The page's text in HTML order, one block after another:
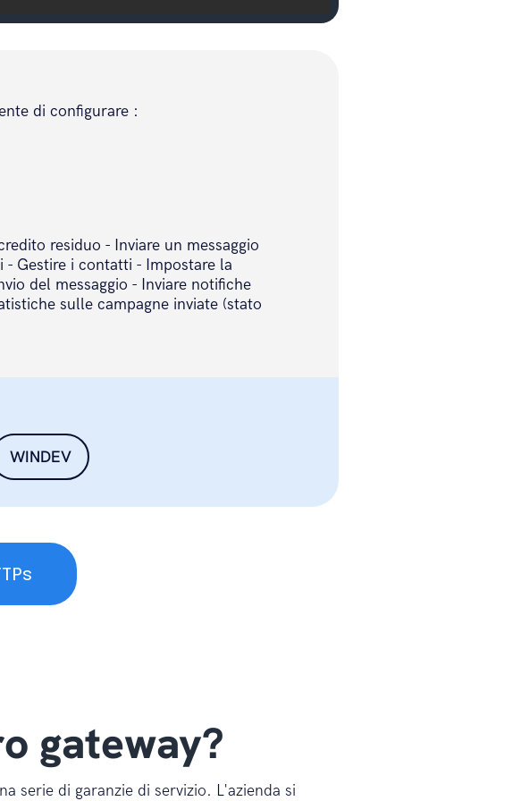
optionStop;
di configurare :
residuo - Inviare un messaggio
- Gestire i contatti - Impostare la
del messaggio - Inviare notifiche
sulle campagne inviate (stato
WINDEV
gateway?
serie di garanzie di servizio. L'azienda si